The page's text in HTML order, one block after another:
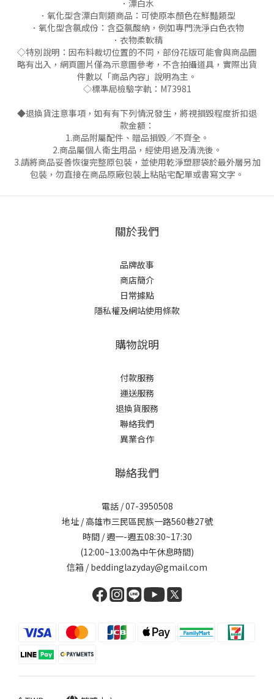
．漂白水
．氧化型含漂白劑類商品：可使原本顏色在鮮豔類型
．氧化型含氯成份：含亞氯酸納，例如專門洗淨白色衣物
．衣物柔軟精
◇特別說明：因布料裁切位置的不同，部份花版可能會與商品圖
略有出入，網頁圖片僅為示意圖參考，不含拍攝道具，實際出貨
件數以「商品內容」說明為主。
◇標準局檢驗字軌：M73981
◆退換貨注意事項，如有有下列情況發生，將視損毀程度折扣退
款金額：
1.商品附屬配件、贈品損毀╱不齊全。
2.商品屬個人衛生用品，經使用過及清洗後。
3.請將商品妥善恢復完整原包裝，並使用乾淨塑膠袋於最外層另加
包裝，勿直接在商品原廠包裝上粘貼宅配單或書寫文字。
關於我們
品牌故事
商店簡介
日常據點
隱私權及網站使用條款
購物說明
付款服務
運送服務
退換貨服務
聯絡我們
異業合作
聯絡我們
電話 / 07-3950508
地址 / 高雄市三民區民族一路560巷27號
時間 / 週一-週五08:30~17:30
(12:00~13:00為中午休息時間)
信箱 / beddinglazyday@gmail.com